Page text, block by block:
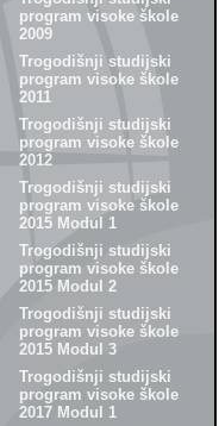
program visoke škole
2009
Trogodišnji studijski
program visoke škole
2011
Trogodišnji studijski
program visoke škole
2012
Trogodišnji studijski
program visoke škole
2015 Modul 1
Trogodišnji studijski
program visoke škole
2015 Modul 2
Trogodišnji studijski
program visoke škole
2015 Modul 3
Trogodišnji studijski
program visoke škole
2017 Modul 1